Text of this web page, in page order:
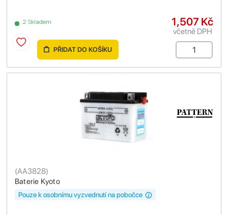
2 Skladem 1,507 Kč
včetně DPH
PŘIDAT DO KOŠÍKU
Baterie Kyoto
(AA3828)
Pouze k osobnímu vyzvednutí na pobočce